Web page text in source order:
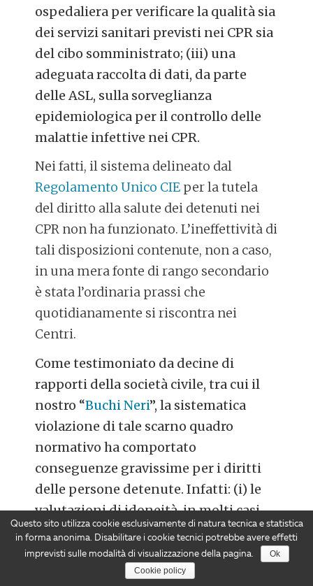
ospedaliera per verificare la qualità sia
dei servizi sanitari previsti nei CPR sia
del cibo somministrato; (iii) una
adeguata raccolta di dati, da parte
delle ASL, sulla sorveglianza
epidemiologica per il controllo delle
malattie infettive nei CPR.
Nei fatti, il sistema delineato dal
Regolamento Unico CIE per la tutela
del diritto alla salute dei detenuti nei
CPR non ha funzionato. L’ineffettività di
tali disposizioni contenute, non a caso,
in una mera fonte di rango secondario
è stata l’ordinaria prassi che
quotidianamente si riscontra nei
Centri.
Come testimoniato da decine di
rapporti della società civile, tra cui il
nostro “Buchi Neri”, la sistematica
violazione di tale scarno quadro
normativo ha comportato
conseguenze gravissime per i diritti
delle persone detenute. Infatti: (i) le
valutazioni di idoneità, in molti casi,
non venivano effettuate dalla
competente ASL ma dal medico
convenzionato con l’ente gestore o dal
Questo sito utilizza cookie esclusivamente di natura tecnica e statistica
in forma anonima. Disabilitare i cookie tecnici potrebbe avere effetti
imprevisti sulle modalità di visualizzazione della pagina.
Ok
Cookie policy